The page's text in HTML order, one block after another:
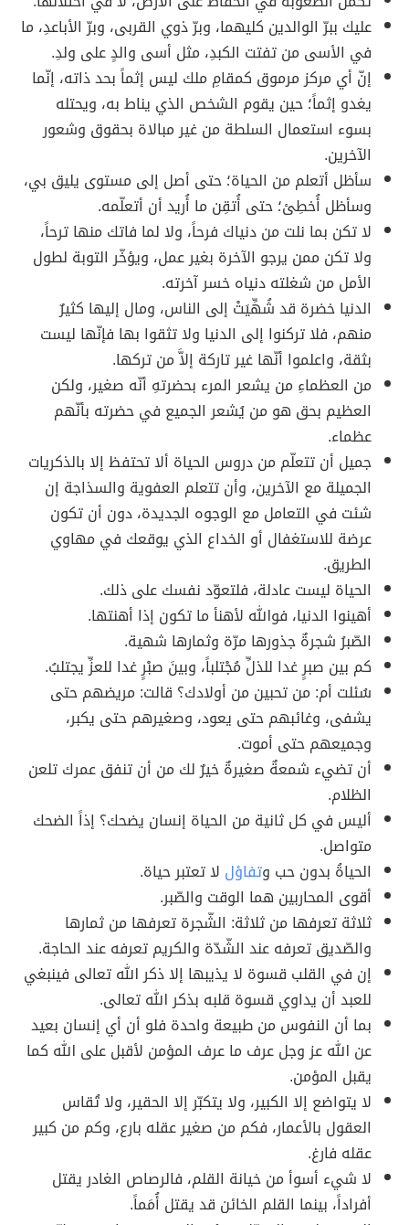
عليك ببرّ الوالدين كليهما، وبرّ ذوي القربى، وبرّ الأباعدِ، ما
في الأسى من تفتت الكبدِ، مثل أسى والدٍ على ولدِ.
إنّ أي مركز مرموق كمقامِ ملك ليس إثماً بحد ذاته، إنّما
يغدو إثماً؛ حين يقوم الشخص الذي يناط به، ويحتله
بسوء استعمال السلطة من غير مبالاة بحقوق وشعور
الآخرين.
سأظل أتعلم من الحياة؛ حتى أصل إلى مستوى يليق بي،
وسأظل أُخطِئ؛ حتى أُتقِن ما أُريد أن أتعلّمه.
لا تكن بما نلت من دنياك فرحاً، ولا لما فاتك منها ترحاً،
ولا تكن ممن يرجو الآخرة بغير عمل، ويؤخّر التوبة لطول
الأمل من شغلته دنياه خسر آخرته.
الدنيا خضرة قد شُهِّيَتْ إلى الناس، ومال إليها كثيرٌ
منهم، فلا تركنوا إلى الدنيا ولا تثقوا بها فإنّها ليست
بثقة، واعلموا أنّها غير تاركة إلاَّ من تركها.
من العظماءِ من يشعر المرء بحضرتهِ أنّه صغير، ولكن
العظيم بحق هو من يُشعر الجميع في حضرته بأنّهم
عظماء.
جميل أن تتعلّم من دروس الحياة ألا تحتفظ إلا بالذكريات
الجميلة مع الآخرين، وأن تتعلم العفوية والسذاجة إن
شئت في التعامل مع الوجوه الجديدة، دون أن تكون
عرضة للاستغفال أو الخداع الذي يوقعك في مهاوي
الطريق.
الحياة ليست عادلة، فلتعوّد نفسك على ذلك.
أهينوا الدنيا، فوالله لأهنأ ما تكون إذا أهنتها.
الصّبرُ شجرةٌ جذورها مرّة وثمارها شهية.
كم بين صبرٍ غدا للذلِّ مُجْتلباً، وبينَ صبْرٍ غدا للعزِّ يجتلبُ.
سُئلت أم: من تحبين من أولادك؟ قالت: مريضهم حتى
يشفى، وغائبهم حتى يعود، وصغيرهم حتى يكبر،
وجميعهم حتى أموت.
أن تضيء شمعةٌ صغيرةٌ خيرٌ لك من أن تنفق عمرك تلعن
الظلام.
أليس في كل ثانية من الحياة إنسان يضحك؟ إذاً الضحك
متواصل.
الحياةُ بدون حب وتفاؤل لا تعتبر حياة.
أقوى المحاربين هما الوقت والصّبر.
ثلاثة تعرفها من ثلاثة: الشّجرة تعرفها من ثمارها
والصّديق تعرفه عند الشّدّة والكريم تعرفه عند الحاجة.
إن في القلب قسوة لا يذيبها إلا ذكر الله تعالى فينبغي
للعبد أن يداوي قسوة قلبه بذكر الله تعالى.
بما أن النفوس من طبيعة واحدة فلو أن أي إنسان بعيد
عن الله عز وجل عرف ما عرف المؤمن لأقبل على الله كما
يقبل المؤمن.
لا يتواضع إلا الكبير، ولا يتكبّر إلا الحقير، ولا تُقاس
العقول بالأعمار، فكم من صغير عقله بارع، وكم من كبير
عقله فارغ.
لا شيء أسوأ من خيانة القلم، فالرصاص الغادر يقتل
أفراداً، بينما القلم الخائن قد يقتل أُمَماً.